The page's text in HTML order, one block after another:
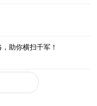
助你横扫千军！